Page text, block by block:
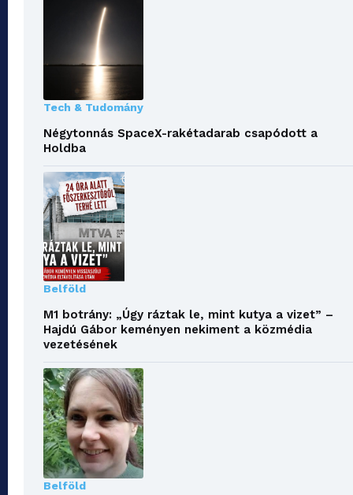
Tech & Tudomány
Négytonnás SpaceX-rakétadarab csapódott a
Holdba
Belföld
M1 botrány: „Úgy ráztak le, mint kutya a vizet” –
Hajdú Gábor keményen nekiment a közmédia
vezetésének
Belföld